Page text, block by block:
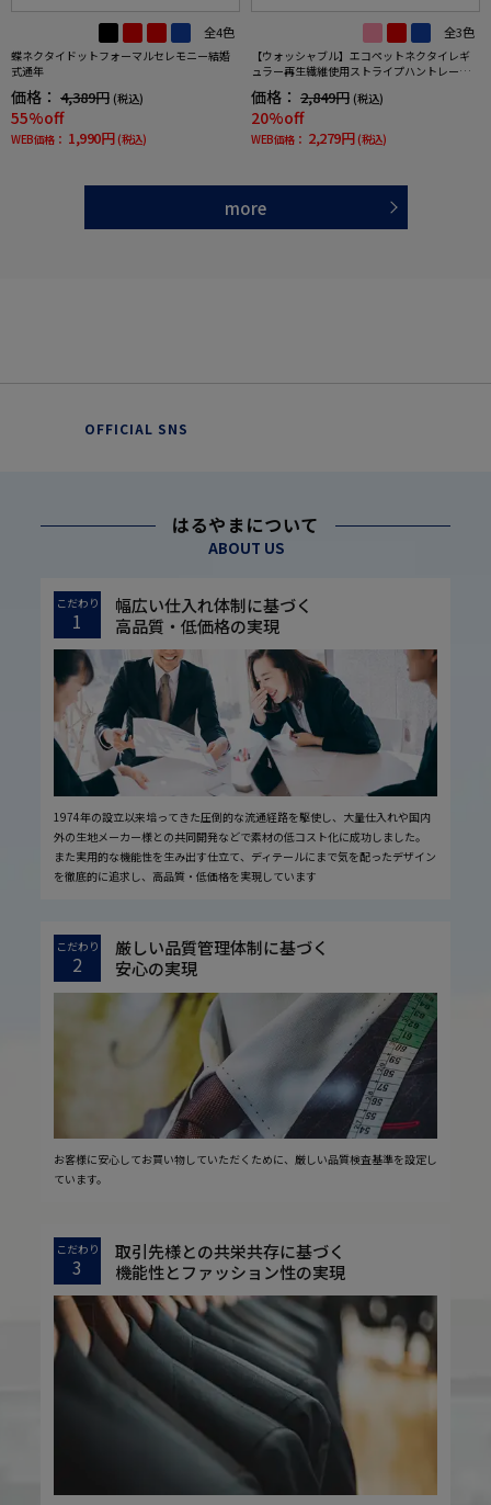
全4色
蝶ネクタイドットフォーマルセレモニー結婚
式通年
価格： 4,389円 (税込)
55%off
WEB価格： 1,990円 (税込)
全3色
【ウォッシャブル】エコペットネクタイレギ
ュラー再生繊維使用ストライプハントレーク
ラブ通年
価格： 2,849円 (税込)
20%off
WEB価格： 2,279円 (税込)
more
OFFICIAL SNS
はるやまについて
ABOUT US
こだわり
1
幅広い仕入れ体制に基づく
高品質・低価格の実現
1974年の設立以来培ってきた圧倒的な流通経路を駆使し、大量仕入れや国内
外の生地メーカー様との共同開発などで素材の低コスト化に成功しました。
また実用的な機能性を生み出す仕立て、ディテールにまで気を配ったデザイン
を徹底的に追求し、高品質・低価格を実現しています
こだわり
2
厳しい品質管理体制に基づく
安心の実現
お客様に安心してお買い物していただくために、厳しい品質検査基準を設定し
ています。
こだわり
3
取引先様との共栄共存に基づく
機能性とファッション性の実現